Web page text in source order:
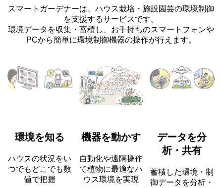
スマートガーデナーは、ハウス栽培・施設園芸の環境制御
を支援するサービスです。
環境データを収集・蓄積し、お手持ちのスマートフォンや
PCから簡単に環境制御機器の操作が行えます。
環境を知る
ハウスの状況をい
つでもどこでも数
値で把握
機器を動かす
自動化や遠隔操作
で植物に最適なハ
ウス環境を実現
データを分
析・共有
蓄積した環境・制
御データを分析・